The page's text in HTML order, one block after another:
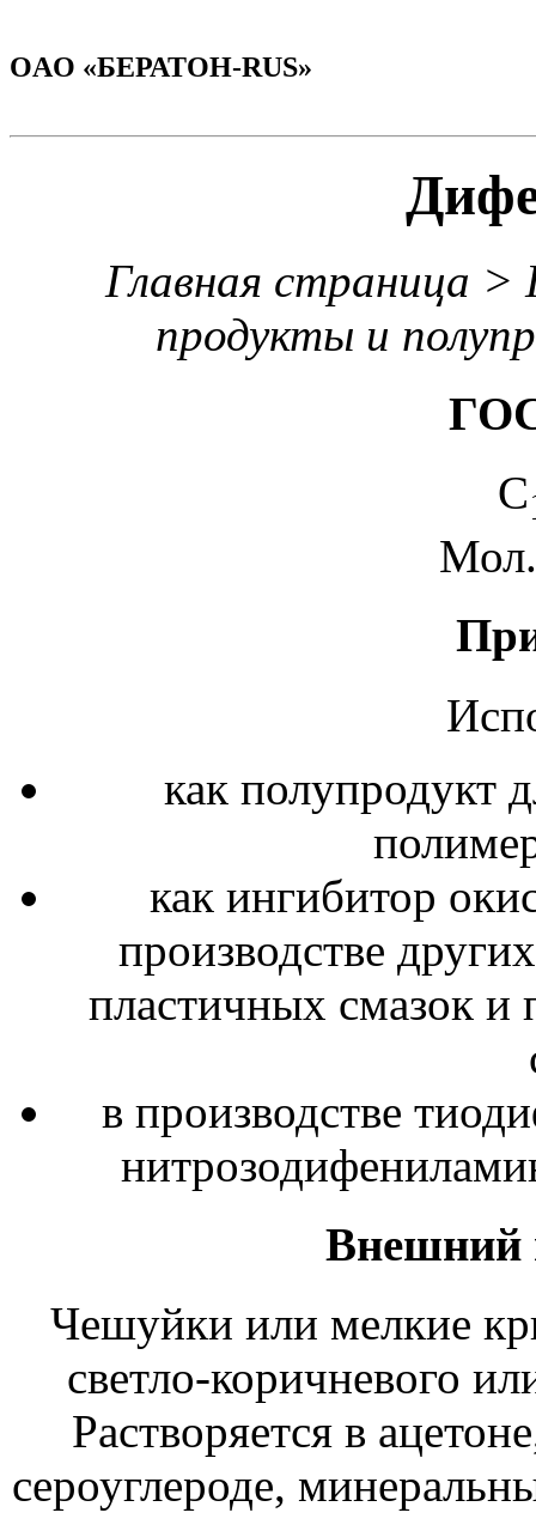
OAO «БЕРАТОН-RUS»
Главная страница >
продукты и
C
как полупродукт
как ингибитор
производстве
пластичных смазок и
в производстве
Внешний
Чешуйки или мелкие
светло-коричневого
Растворяется в
сероуглероде,